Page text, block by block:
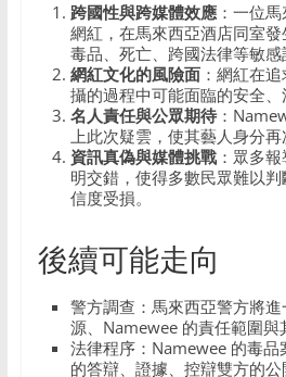
跨國性與跨媒體效應：一位
網紅，在馬來西亞酒店同室發
毒品、死亡、跨國法律等敏感
網紅文化的風險面：網紅在
攝的過程中可能面臨的安全、
名人責任與公眾期待：
上此次疑雲，使其藝人身分再
資訊真偽與媒體挑戰：眾多
明交錯，使得多數民眾難以
信度受損。
後續可能走向
警方調查：馬來西亞警方將
源、Namewee 的責任範圍與
法律程序：Namewee 的毒
的答辯、證據、控辯雙方的公